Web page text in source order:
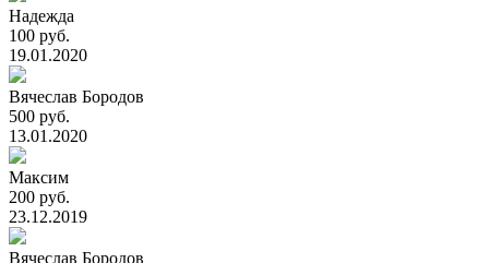
Надежда
100 руб.
19.01.2020
Вячеслав Бородов
500 руб.
13.01.2020
Максим
200 руб.
23.12.2019
Вячеслав Бородов